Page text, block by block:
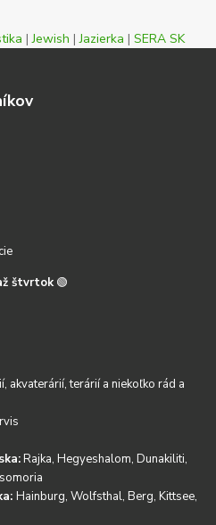
|Jewish |Jazierka | SERA SK
štvrtok 🟢
akvaterárií, terárií a niekoľko rád a
Rajka, Hegyeshalom, Dunakiliti,
Hainburg, Wolfsthal, Berg, Kittsee,